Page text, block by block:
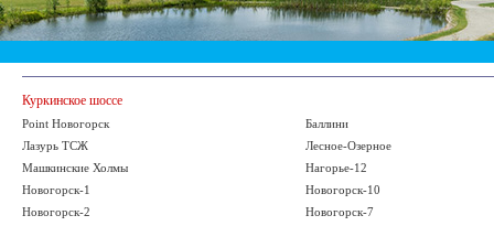
Куркинское шоссе
Point Новогорск
Баллини
Лазурь ТСЖ
Лесное-Озерное
Машкинские Холмы
Нагорье-12
Новогорск-1
Новогорск-10
Новогорск-2
Новогорск-7